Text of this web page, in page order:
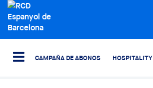
CAMPAÑA DE ABONOS HOSPITALITY